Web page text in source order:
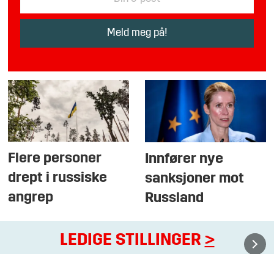
Flere personer
drept i russiske
angrep
Innfører nye
sanksjoner mot
Russland
LEDIGE STILLINGER >